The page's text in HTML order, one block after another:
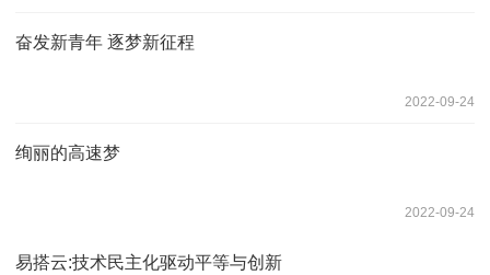
奋发新青年 逐梦新征程
2022-09-24
绚丽的高速梦
2022-09-24
易搭云:技术民主化驱动平等与创新